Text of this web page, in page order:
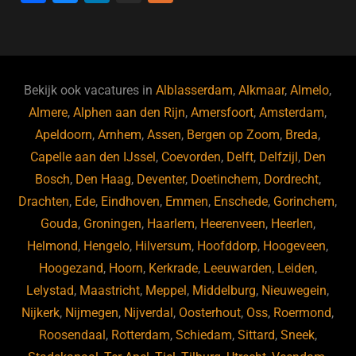
b
o
o
k
ky dI
n
Bekijk ook vacatures inAlblasserdam,Alkmaar,Almelo,
Almere,Alphen aan den Rijn,Amersfoort,Amsterdam,
Apeldoorn,Arnhem,Assen, Bergen op Zoom, Breda,
Capelle aan den IJssel, Coevorden, Delft, Delfzijl, Den
Bosch, Den Haag, Deventer, Doetinchem, Dordrecht,
Drachten, Ede, Eindhoven, Emmen, Enschede, Gorinchem,
Gouda, Groningen, Haarlem, Heerenveen, Heerlen,
Helmond, Hengelo, Hilversum, Hoofddorp, Hoogeveen,
Hoogezand, Hoorn, Kerkrade, Leeuwarden, Leiden,
Lelystad, Maastricht, Meppel, Middelburg, Nieuwegein,
Nijkerk, Nijmegen, Nijverdal, Oosterhout, Oss, Roermond,
Roosendaal, Rotterdam, Schiedam, Sittard, Sneek,